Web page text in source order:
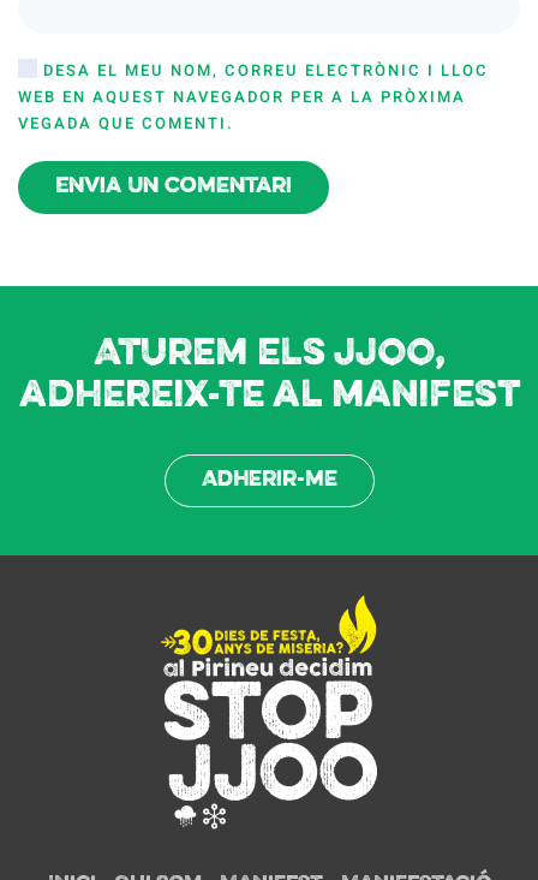
DESA EL MEU NOM, CORREU ELECTRÒNIC I LLOC
WEB EN AQUEST NAVEGADOR PER A LA PRÒXIMA
VEGADA QUE COMENTI.
Envia un comentari
Aturem els JJOO,
adhereix-te al manifest
Adherir-me